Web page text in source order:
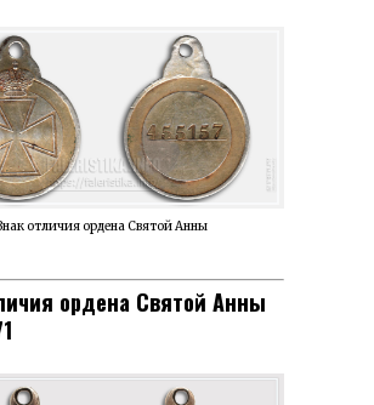
отличия ордена Святой Анны
ордена Святой Анны